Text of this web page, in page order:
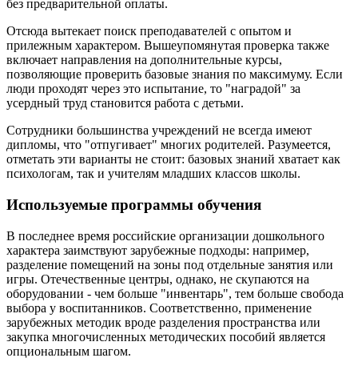
без предварительной оплаты.
Отсюда вытекает поиск преподавателей с опытом и
прилежным характером. Вышеупомянутая проверка также
включает направления на дополнительные курсы,
позволяющие проверить базовые знания по максимуму. Если
люди проходят через это испытание, то "наградой" за
усердный труд становится работа с детьми.
Сотрудники большинства учреждений не всегда имеют
дипломы, что "отпугивает" многих родителей. Разумеется,
отметать эти варианты не стоит: базовых знаний хватает как
психологам, так и учителям младших классов школы.
Используемые программы обучения
В последнее время российские организации дошкольного
характера заимствуют зарубежные подходы: например,
разделение помещений на зоны под отдельные занятия или
игры. Отечественные центры, однако, не скупаются на
оборудовании - чем больше "инвентарь", тем больше свобода
выбора у воспитанников. Соответственно, применение
зарубежных методик вроде разделения пространства или
закупка многочисленных методических пособий является
опциональным шагом.